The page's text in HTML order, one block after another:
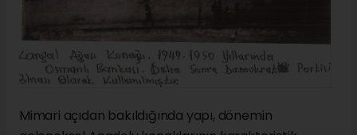
Mimari açıdan bakıldığında yapı, dönemin